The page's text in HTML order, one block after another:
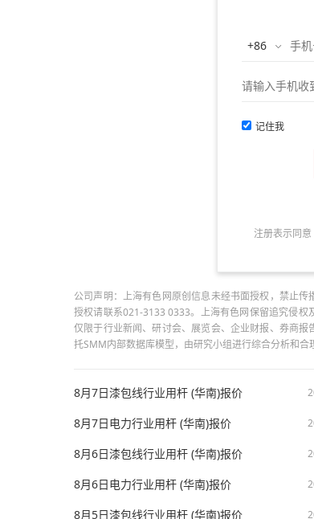
记住我
注册表示同意
公司声明：上海有色网原创信息未经书面授权，禁止
授权请联系021-3133 0333。上海有色网保留追究侵
仅限于行业新闻、研讨会、展览会、企业财报、券商
托SMM内部数据库模型，由研究小组进行综合分析和合
8月7日漆包线行业用杆 (华南)报价
8月7日电力行业用杆 (华南)报价
8月6日漆包线行业用杆 (华南)报价
8月6日电力行业用杆 (华南)报价
8月5日漆包线行业用杆 (华南)报价